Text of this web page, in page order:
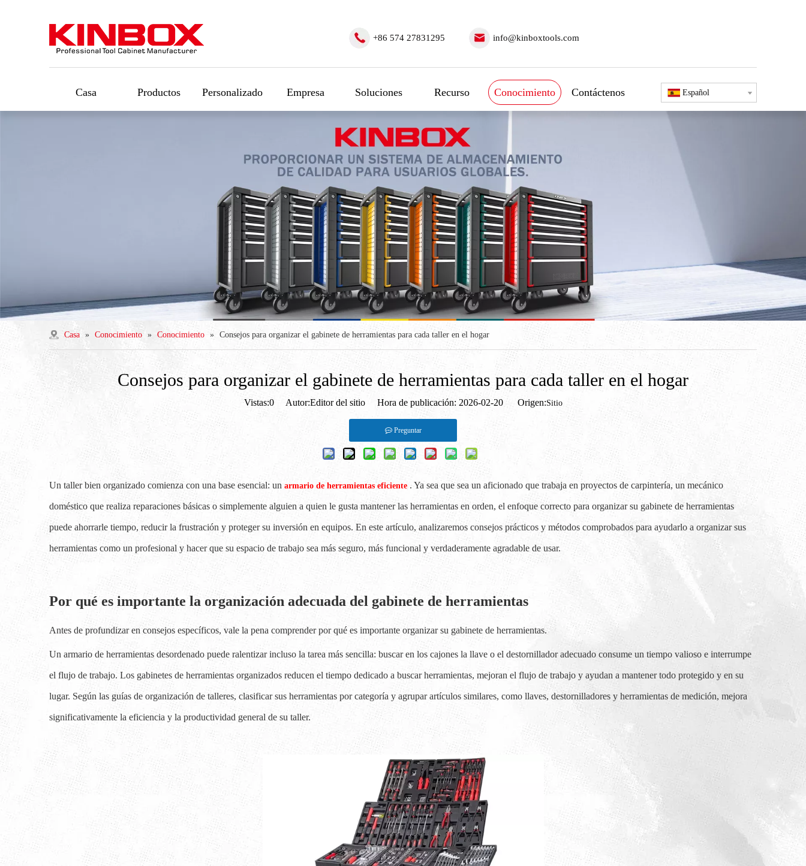
+86 574 27831295 info@kinboxtools.com
Casa Productos Personalizado Empresa Soluciones Recurso Conocimiento Contáctenos Español
Casa » Conocimiento » Conocimiento » Consejos para organizar el gabinete de herramientas para cada taller en el hogar
Consejos para organizar el gabinete de herramientas para cada taller en el hogar
Vistas:0Autor:Editor del sitio Hora de publicación: 2026-02-20 Origen:Sitio
Preguntar
Un taller bien organizado comienza con una base esencial: un armario de herramientas eficiente . Ya sea que sea un aficionado que trabaja en proyectos de carpintería, un mecánico
doméstico que realiza reparaciones básicas o simplemente alguien a quien le gusta mantener las herramientas en orden, el enfoque correcto para organizar su gabinete de herramientas
puede ahorrarle tiempo, reducir la frustración y proteger su inversión en equipos. En este artículo, analizaremos consejos prácticos y métodos comprobados para ayudarlo a organizar sus
herramientas como un profesional y hacer que su espacio de trabajo sea más seguro, más funcional y verdaderamente agradable de usar.
Por qué es importante la organización adecuada del gabinete de herramientas
Antes de profundizar en consejos específicos, vale la pena comprender por qué es importante organizar su gabinete de herramientas.
Un armario de herramientas desordenado puede ralentizar incluso la tarea más sencilla: buscar en los cajones la llave o el destornillador adecuado consume un tiempo valioso e interrumpe
el flujo de trabajo. Los gabinetes de herramientas organizados reducen el tiempo dedicado a buscar herramientas, mejoran el flujo de trabajo y ayudan a mantener todo protegido y en su
lugar. Según las guías de organización de talleres, clasificar sus herramientas por categoría y agrupar artículos similares, como llaves, destornilladores y herramientas de medición, mejora
significativamente la eficiencia y la productividad general de su taller.